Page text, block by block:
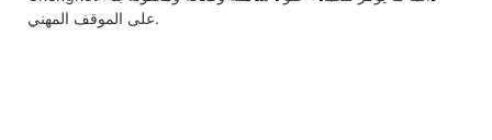
على الموقف المهني.